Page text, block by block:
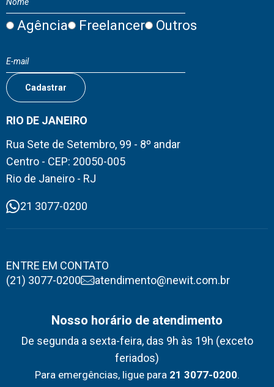
Agência Freelancer Outros
RIO DE JANEIRO
Rua Sete de Setembro, 99 - 8º andar
Centro - CEP: 20050-005
Rio de Janeiro - RJ
21 3077-0200
ENTRE EM CONTATO
(21) 3077-0200
atendimento@newit.com.br
Nosso horário de atendimento
De segunda a sexta-feira, das 9h às 19h (exceto
feriados)
Para emergências, ligue para 21 3077-0200.